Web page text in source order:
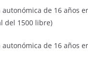
de 16 años
del 1500 libre)
de 16 años